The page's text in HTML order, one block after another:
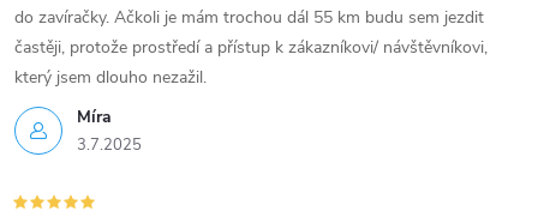
p
i
s
u
Míra
3.7.2025
do zavíračky. Ačkoli je mám trochou dál 55 km budu sem jezdit
častěji, protože prostředí a přístup k zákazníkovi/ návštěvníkovi,
který jsem dlouho nezažil.